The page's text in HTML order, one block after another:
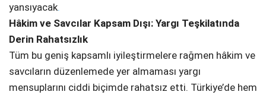
yansıyacak.
Hâkim ve Savcılar Kapsam Dışı: Yargı Teşkilatında
Derin Rahatsızlık
Tüm bu geniş kapsamlı iyileştirmelere rağmen hâkim ve
savcıların düzenlemede yer almaması yargı
mensuplarını ciddi biçimde rahatsız etti. Türkiye’de hem